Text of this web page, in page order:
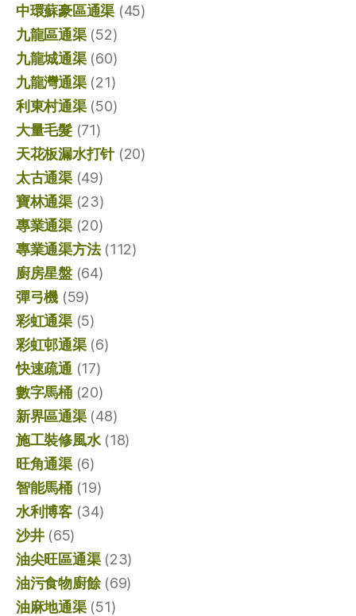
中環蘇豪區通渠 (45)
九龍區通渠(52)
九龍城通渠(60)
九龍灣通渠(21)
利東村通渠(50)
大量毛髮(71)
天花板漏水打针(20)
太古通渠(49)
寶林通渠(23)
專業通渠(20)
專業通渠方法(112)
廚房星盤(64)
彈弓機 (59)
彩虹通渠(5)
彩虹邨通渠(6)
快速疏通 (17)
數字馬桶(20)
新界區通渠(48)
施工裝修風水(18)
旺角通渠(6)
智能馬桶(19)
水利博客(34)
沙井(65)
油尖旺區通渠(23)
油污食物廚餘(69)
油麻地通渠(51)